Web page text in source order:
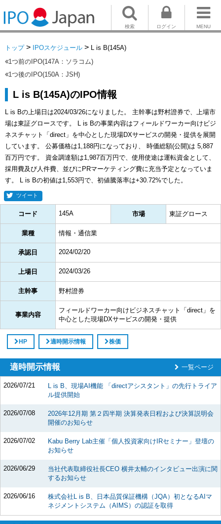
MENU
ログイン
検索
トップ> IPOスケジュール > L is B(145A)
1つ前のIPO(147A：ソラコム)
1つ後のIPO(150A：JSH)
L is B(145A)のIPO情報
L is Bの上場日は2024/03/26になりました。 主幹事は野村證券で、上場市
場は東証グロースです。 L is Bの事業内容はフィールドワーカー向けビジ
ネスチャット「direct」を中心とした現場DXサービスの開発・提供を展開
しています。 公募価格は1,188円になっており、 時価総額(公開)は 5,887
百万円です。 資金調達額は1,987百万円で、使用使途は運転資金として、
採用費及び人件費、並びにPRマーケティング費に充当予定となっていま
す。 L is Bの初値は1,553円で、初値騰落率は+30.72%でした。
ツイート
コード 145A 市場 東証グロース
業種 情報・通信業
承認日 2024/02/20
上場日 2024/03/26
主幹事 野村證券
事業内容
フィールドワーカー向けビジネスチャット「direct」を
中心とした現場DXサービスの開発・提供
HP 適時開示情報 株価
適時開示情報 一覧ページ
2026/07/21
L is B、現場AI機能 「directアシスタント」の先行トライア
ル提供開始
2026/07/08
2026年12月期 第２四半期 決算発表日程および決算説明会
開催のお知らせ
2026/07/02
Kabu Berry Lab主催「個人投資家向けIRセミナー」登壇の
お知らせ
2026/06/29
当社代表取締役社長CEO 横井太輔のインタビュー出演に関
するお知らせ
2026/06/16
株式会社L is B、日本品質保証機構（JQA）初となるAIマ
ネジメントシステム（AIMS）の認証を取得